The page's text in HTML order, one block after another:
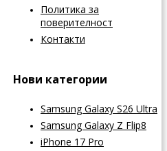
Политика за
поверителност
Контакти
Нови категории
Samsung Galaxy S26 Ultra
Samsung Galaxy Z Flip8
iPhone 17 Pro